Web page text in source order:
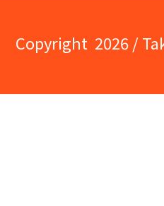
Copyright 2026 /